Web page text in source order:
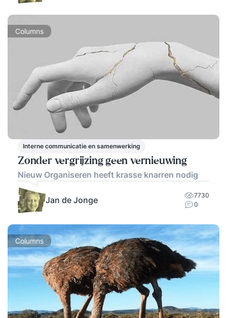
Columns
Interne communicatie en samenwerking
Zonder vergrijzing geen vernieuwing
Nieuw Organiseren heeft krasse knarren nodig
Jan de Jonge
7730
0
Columns